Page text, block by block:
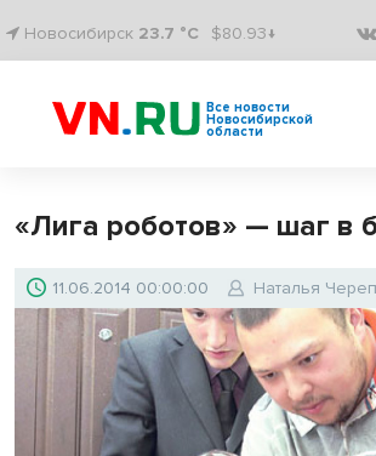
Новосибирск 23.7 °C $80.93↓
Все новости
Новосибирской
области
«Лига роботов» — шаг в
11.06.2014 00:00:00 Наталья